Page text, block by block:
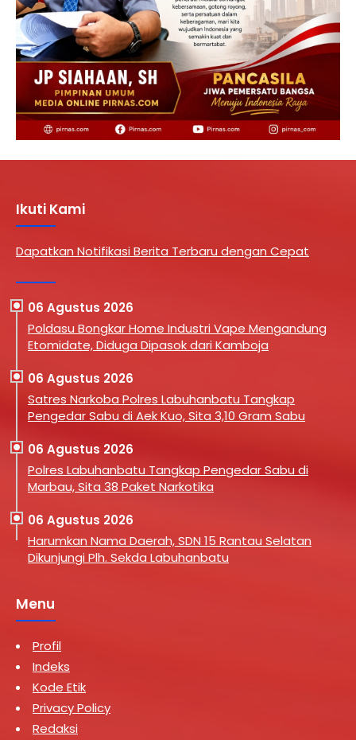
Ikuti Kami
Dapatkan Notifikasi Berita Terbaru dengan Cepat
06 Agustus 2026
Poldasu Bongkar Home Industri Vape Mengandung
Etomidate, Diduga Dipasok dari Kamboja
06 Agustus 2026
Satres Narkoba Polres Labuhanbatu Tangkap
Pengedar Sabu di Aek Kuo, Sita 3,10 Gram Sabu
06 Agustus 2026
Polres Labuhanbatu Tangkap Pengedar Sabu di
Marbau, Sita 38 Paket Narkotika
06 Agustus 2026
Harumkan Nama Daerah, SDN 15 Rantau Selatan
Dikunjungi Plh. Sekda Labuhanbatu
Menu
Profil
Indeks
Kode Etik
Privacy Policy
Redaksi